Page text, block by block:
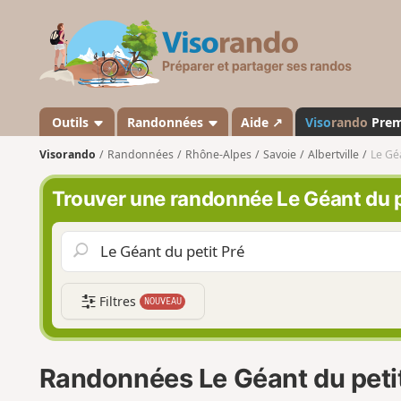
s
a
n
d
o
Outils Randonnées Aide ↗ Visorando
Visorando Randonnées Rhône-Alpes Savoie Albertville Le
Trouver une randonnée Le Géant du
Filtres NOUVEAU
Randonnées Le Géant du